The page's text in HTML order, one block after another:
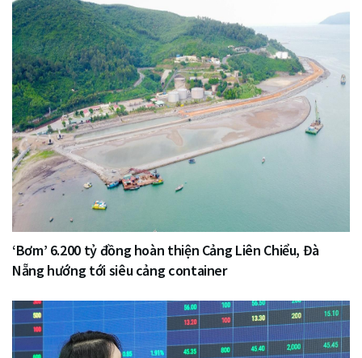
‘Bơm’ 6.200 tỷ đồng hoàn thiện Cảng Liên Chiểu, Đà
Nẵng hướng tới siêu cảng container